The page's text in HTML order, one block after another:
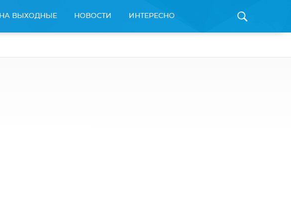
НА ВЫХОДНЫЕ НОВОСТИ ИНТЕРЕСНО